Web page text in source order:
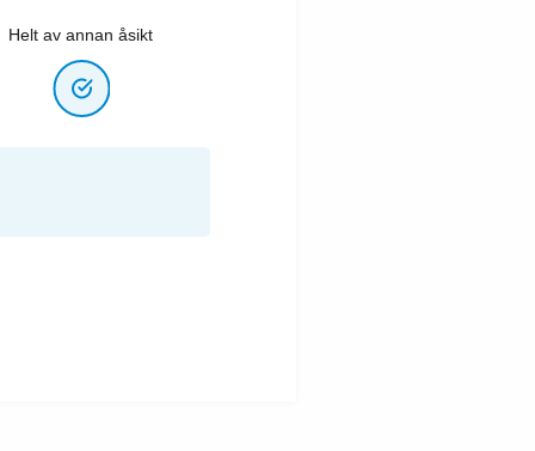
Helt av annan åsikt